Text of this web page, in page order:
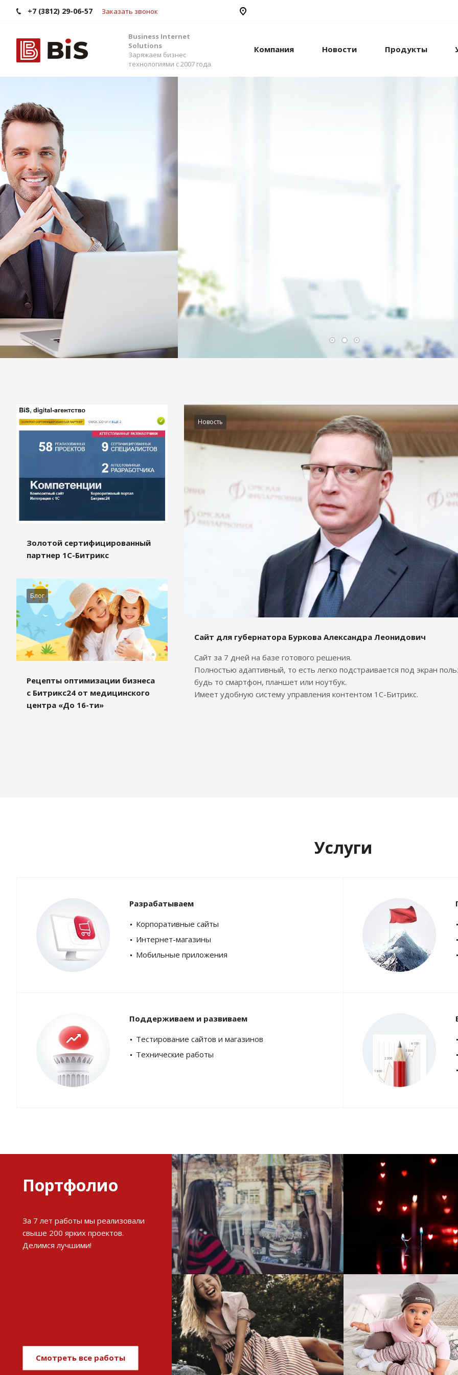
+7 (3812) 29-06-57 Заказать звонок
Business Internet
Solutions
Заряжаем бизнес
технологиями с 2007 года.
Компания Новости Продукты
Внедрение Битрикс24
Стройте работу в команде, управляйте продажами и компанией с
помощью одной из самых популярных CRM-систем.
Помогаем выбрать версию, настроить интеграцию с внешними
сервисами и автоматизировать бизнес-процессы.
Подробности
Золотой сертифицированный
партнер 1С-Битрикс
Блог
Рецепты оптимизации бизнеса
с Битрикс24 от медицинского
центра «До 16-ти»
Новость
Сайт для губернатора Буркова Александра Леонидович
Сайт за 7 дней на базе готового решения.
Полностью адаптивный, то есть легко подстраивается под экран
будь то смартфон, планшет или ноутбук.
Имеет удобную систему управления контентом 1С-Битрикс.
Услуги
Разрабатываем
Корпоративные сайты
Интернет-магазины
Мобильные приложения
Поддерживаем и развиваем
Тестирование сайтов и магазинов
Технические работы
Портфолио
За 7 лет работы мы реализовали
свыше 200 ярких проектов.
Делимся лучшими!
Смотреть все работы
Развитие и поддержка
интернет-витрины StepClub
Смотреть проект
Развитие
магазина "Всё
Смотреть проект
Имиджевый сайт для сети
магазинов Soho Project
Увеличили
интернет-
topdatop.ru на